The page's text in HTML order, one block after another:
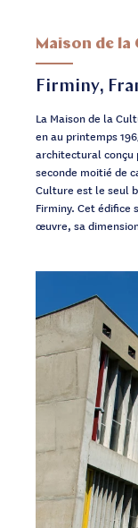
Maison de la
Firminy,
La Maison de la
en au printemps
architectural conçu
seconde moitié de
Culture est le seul
Firminy. Cet édifice
œuvre, sa